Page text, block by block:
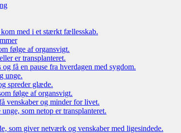
med i et stærkt fællesskab.
følge af organsvigt.
er transplanteret.
få en pause fra hverdagen med sygdom.
unge.
spreder glæde.
følge af organsvigt.
venskaber og minder for livet.
som netop er transplanteret.
som giver netværk og venskaber med ligesindede.